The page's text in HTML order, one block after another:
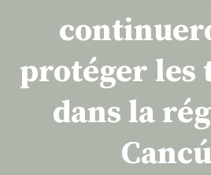
protéger les
dans la